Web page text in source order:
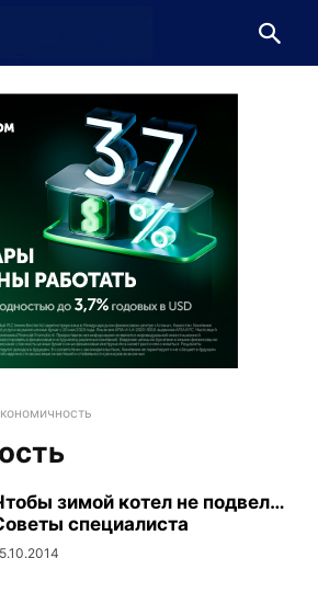
зимой котел не подвел…
специалиста